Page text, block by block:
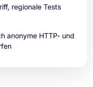
regionale Tests
anonyme HTTP- und